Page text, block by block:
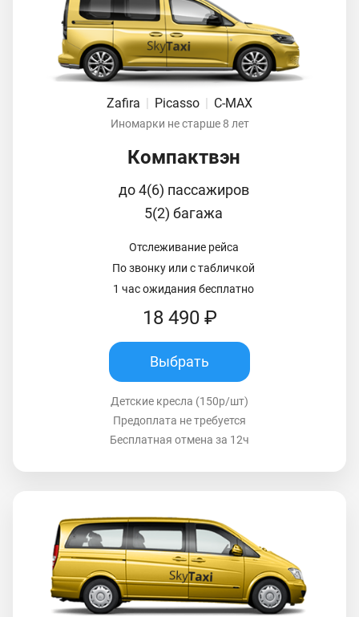
Zafira | Picasso | C-MAX
Иномарки не старше 8 лет
Компактвэн
до 4(6) пассажиров
5(2) багажа
Отслеживание рейса
По звонку или с табличкой
1 час ожидания бесплатно
18 490 ₽
Выбрать
Детские кресла (150р/шт)
Предоплата не требуется
Бесплатная отмена за 12ч